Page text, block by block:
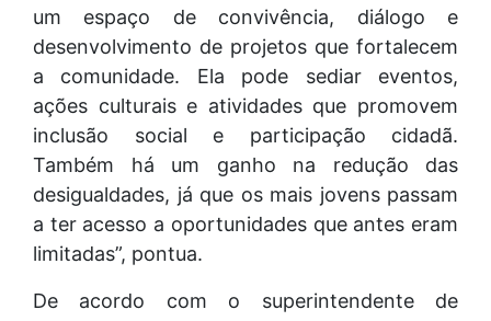
um espaço de convivência, diálogo e
desenvolvimento de projetos que fortalecem
a comunidade. Ela pode sediar eventos,
ações culturais e atividades que promovem
inclusão social e participação cidadã.
Também há um ganho na redução das
desigualdades, já que os mais jovens passam
a ter acesso a oportunidades que antes eram
limitadas”, pontua.
De acordo com o superintendente de